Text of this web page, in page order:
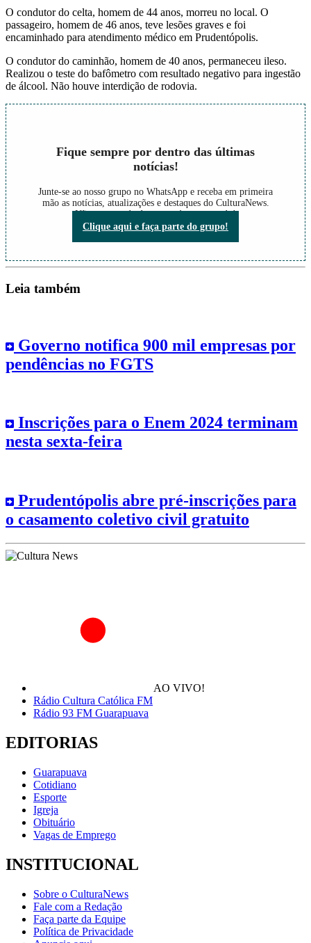
O condutor do celta, homem de 44 anos, morreu no local. O
passageiro, homem de 46 anos, teve lesões graves e foi
encaminhado para atendimento médico em Prudentópolis.
O condutor do caminhão, homem de 40 anos, permaneceu ileso.
Realizou o teste do bafômetro com resultado negativo para ingestão
de álcool. Não houve interdição de rodovia.
Fique sempre por dentro das últimas
notícias!
Junte-se ao nosso grupo no WhatsApp e receba em primeira
mão as notícias, atualizações e destaques do CulturaNews.
Não perca nada do que está acontecendo!
Clique aqui e faça parte do grupo!
Leia também
Governo notifica 900 mil empresas por
pendências no FGTS
Inscrições para o Enem 2024 terminam
nesta sexta-feira
Prudentópolis abre pré-inscrições para
o casamento coletivo civil gratuito
AO VIVO!
Rádio Cultura Católica FM
Rádio 93 FM Guarapuava
EDITORIAS
Guarapuava
Cotidiano
Esporte
Igreja
Obituário
Vagas de Emprego
INSTITUCIONAL
Sobre o CulturaNews
Fale com a Redação
Faça parte da Equipe
Política de Privacidade